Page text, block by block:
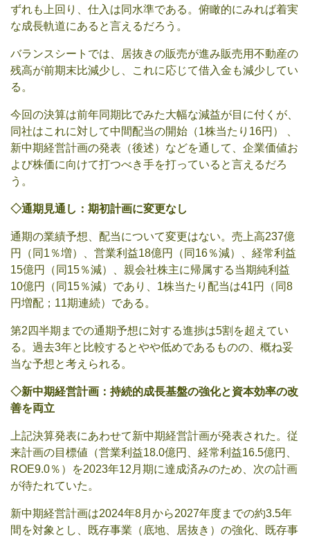
ずれも上回り、仕入は同水準である。俯瞰的にみれば着実
な成長軌道にあると言えるだろう。
バランスシートでは、居抜きの販売が進み販売用不動産の
残高が前期末比減少し、これに応じて借入金も減少してい
る。
今回の決算は前年同期比でみた大幅な減益が目に付くが、
同社はこれに対して中間配当の開始（1株当たり16円） 、
新中期経営計画の発表（後述）などを通して、企業価値お
よび株価に向けて打つべき手を打っていると言えるだろ
う。
◇通期見通し：期初計画に変更なし
通期の業績予想、配当について変更はない。売上高237億
円（同1％増）、営業利益18億円（同16％減）、経常利益
15億円（同15％減）、親会社株主に帰属する当期純利益
10億円（同15％減）であり、1株当たり配当は41円（同8
円増配；11期連続）である。
第2四半期までの通期予想に対する進捗は5割を超えてい
る。過去3年と比較するとやや低めであるものの、概ね妥
当な予想と考えられる。
◇新中期経営計画：持続的成長基盤の強化と資本効率の改
善を両立
上記決算発表にあわせて新中期経営計画が発表された。従
来計画の目標値（営業利益18.0億円、経常利益16.5億円、
ROE9.0％）を2023年12月期に達成済みのため、次の計画
が待たれていた。
新中期経営計画は2024年8月から2027年度までの約3.5年
間を対象とし、既存事業（底地、居抜き）の強化、既存事